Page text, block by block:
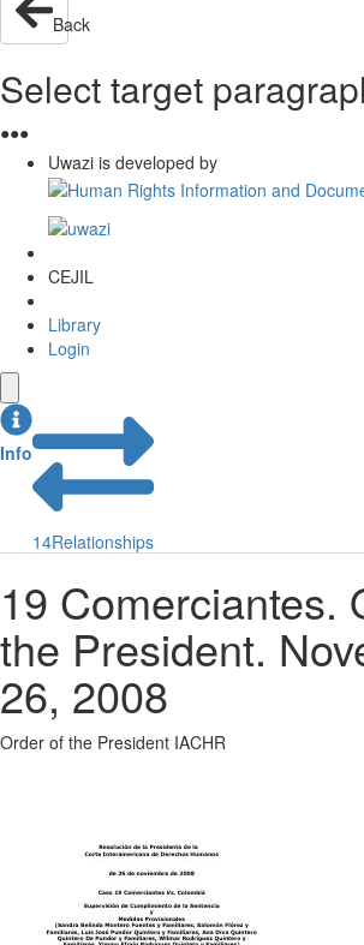
Back
Select target
●●●
Uwazi is developed by
CEJIL
Library
Login
Info
14Relationships
19 Comerciantes.
the President.
26, 2008
Order of the President IACHR